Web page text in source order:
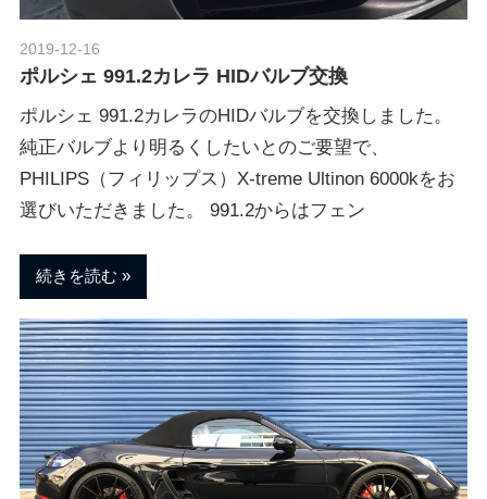
M
t
s
p
正
パ
ー
ツ
・
C
ュ
ー
ニ
ン
グ
や
レ
ー
2019-12-16
ポルシェ 991.2カレラ HIDバルブ交換
ポルシェ 991.2カレラのHIDバルブを交換しました。
純正バルブより明るくしたいとのご要望で、
PHILIPS（フィリップス）X-treme Ultinon 6000kをお
選びいただきました。 991.2からはフェン
続きを読む